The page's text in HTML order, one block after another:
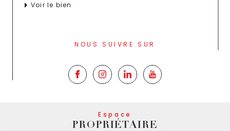
Voir le bien
NOUS SUIVRE SUR
Espace
PROPRIÉTAIRE